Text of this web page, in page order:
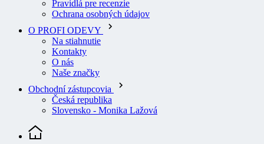
O PROFI ODEVY
Na stiahnutie
Kontakty
O nás
Naše značky
Obchodní zástupcovia
Česká republika
Slovensko - Monika Lažová